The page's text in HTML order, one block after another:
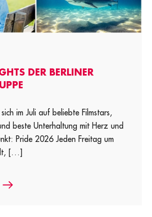
DER BERLINER
im Juli auf beliebte Filmstars,
beste Unterhaltung mit Herz und
Pride 2026 Jeden Freitag um
[…]